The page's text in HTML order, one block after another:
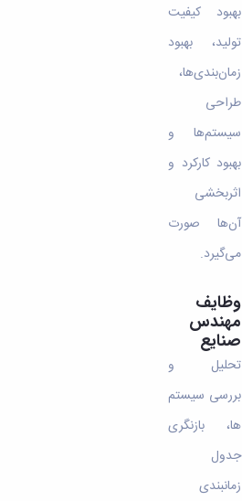
بهبود کیفیت
تولید، بهبود
زمان‌بندی‌ها،
طراحی
سیستم‌ها و
بهبود کارکرد و
اثربخشی
آن‌‌ها صورت
می‌گیرد.
وظایف
مهندس
صنایع
تحلیل و
بررسی سیستم
ها، بازنگری
جدول
زمانبندی